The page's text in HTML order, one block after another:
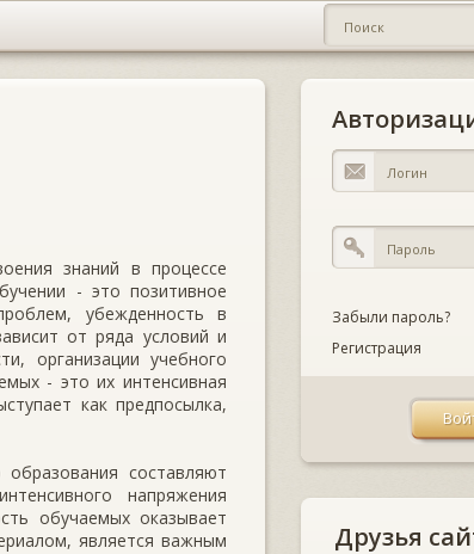
знаний в процессе
- это позитивное
убежденность в
от ряда условий и
организации учебного
- это их интенсивная
как предпосылка,
составляют
напряжения
обучаемых оказывает
является важным
Забыли пароль?
Регистрация
Друзья